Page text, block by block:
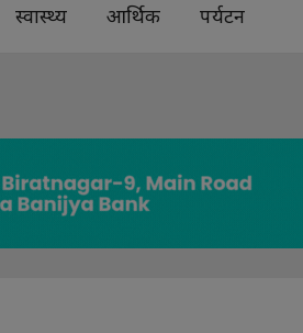
स्वास्थ्य आर्थिक पर्यटन